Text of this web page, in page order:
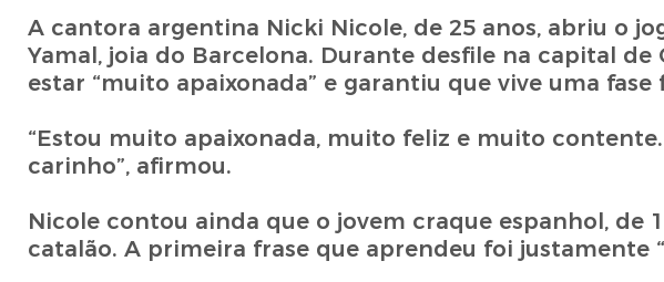
A cantora argentina Nicki Nicole, de 25 anos, abriu o
Yamal, joia do Barcelona. Durante desfile na capital
estar “muito apaixonada” e garantiu que vive uma
“Estou muito apaixonada, muito feliz e muito
carinho”, afirmou.
Nicole contou ainda que o jovem craque espanhol, de
catalão. A primeira frase que aprendeu foi justamente